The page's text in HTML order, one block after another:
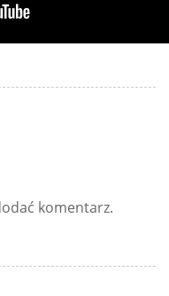
komentarz.